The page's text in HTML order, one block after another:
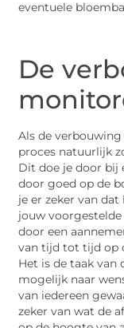
eventuele
De
Als de
proces natuurlijk
Dit doe je door bij
door goed op de
je er zeker van
jouw voorgestelde
door een
van tijd tot tijd op
Het is de taak van
mogelijk naar
van iedereen
zeker van wat de